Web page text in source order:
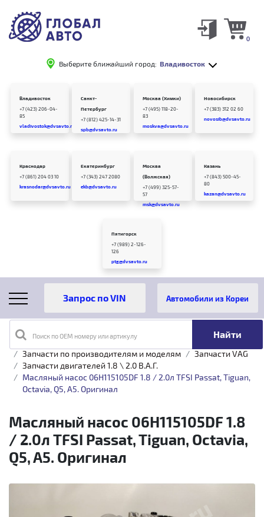
Выберите ближайший город: Владивосток
0
Владивосток
+7 (423) 206-04-
85
vladivostok@dvsavto.ru
Санкт-
Петербург
+7 (812) 425-14-31
spb@dvsavto.ru
Москва (Химки)
+7 (495) 118-20-
83
moskva@dvsavto.ru
Новосибирск
+7 (383) 312 02 60
novosib@dvsavto.ru
Краснодар
+7 (861) 204 03 10
krasnodar@dvsavto.ru
Екатеринбург
+7 (343) 247 2080
ekb@dvsavto.ru
Москва
(Волжская)
+7 (499) 325-57-
57
msk@dvsavto.ru
Казань
+7 (843) 500-45-
80
kazan@dvsavto.ru
Пятигорск
+7 (989) 2-126-
126
ptg@dvsavto.ru
Поиск по OEM номеру или артикулу
Автомобили из Кореи
Главная
Каталог товаров
Запчасти по производителям и моделям
Запчасти VAG
Запчасти двигателей 1.8 \ 2.0 B.A.Г.
Масляный насос 06H115105DF 1.8 / 2.0л TFSI Passat, Tiguan,
Octavia, Q5, A5. Оригинал
Масляный насос 06H115105DF 1.8
/ 2.0л TFSI Passat, Tiguan, Octavia,
Q5, A5. Оригинал